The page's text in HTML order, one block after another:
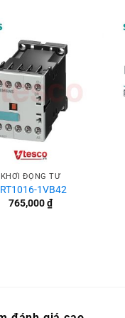
KHỞI ĐỘNG TỪ
1VB42
765,000₫